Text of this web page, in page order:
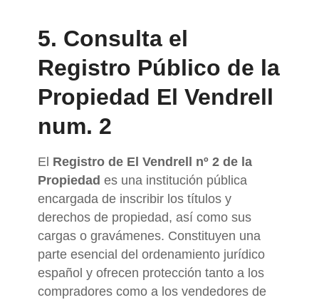
5. Consulta el
Registro Público de la
Propiedad El Vendrell
num. 2
El Registro de El Vendrell nº 2 de la
Propiedad es una institución pública
encargada de inscribir los títulos y
derechos de propiedad, así como sus
cargas o gravámenes. Constituyen una
parte esencial del ordenamiento jurídico
español y ofrecen protección tanto a los
compradores como a los vendedores de